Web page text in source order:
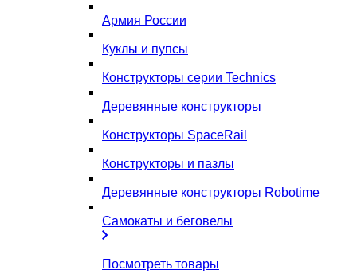
Армия России
Куклы и пупсы
Конструкторы серии Technics
Деревянные конструкторы
Конструкторы SpaceRail
Конструкторы и пазлы
Деревянные конструкторы Robotime
Самокаты и беговелы
Посмотреть товары